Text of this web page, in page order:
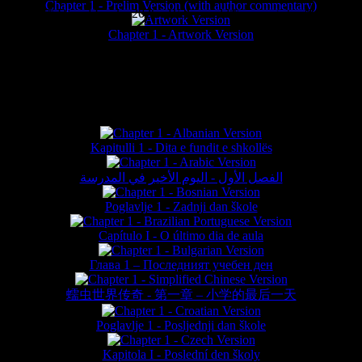
Chapter 1 - Prelim Version (with author commentary)
Chapter 1 - Artwork Version
Kapitulli 1 - Dita e fundit e shkollës
الفصل الأول - اليوم الأخير في المدرسة
Poglavlje 1 - Zadnji dan škole
Capítulo I - O último dia de aula
Глава 1 – Последният учебен ден
蠕虫世界传奇 - 第一章 – 小学的最后一天
Poglavlje 1 - Posljednji dan škole
Kapitola I - Poslední den školy
website © Daniel Lieske 2026 - Wormworld® is a registered